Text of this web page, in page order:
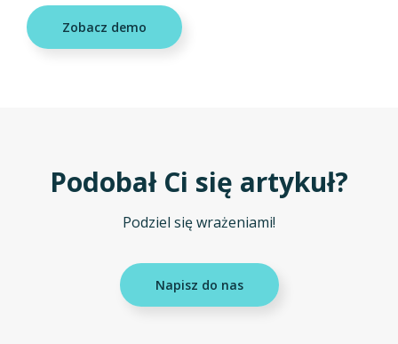
Zobacz demo
Podobał Ci się artykuł?
Podziel się wrażeniami!
Napisz do nas